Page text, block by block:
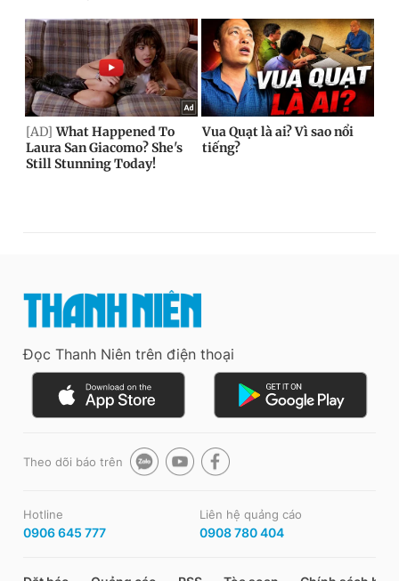
Đọc Thanh Niên trên điện thoại
Theo dõi báo trên
Hotline
0906 645 777
Liên hệ quảng cáo
0908 780 404